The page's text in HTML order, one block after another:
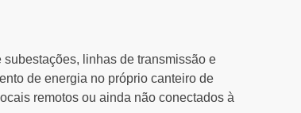
linhas de transmissão e
de energia no próprio canteiro de
remotos ou ainda não conectados à